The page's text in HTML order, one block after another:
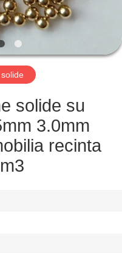
solide su
3.0mm
recinta